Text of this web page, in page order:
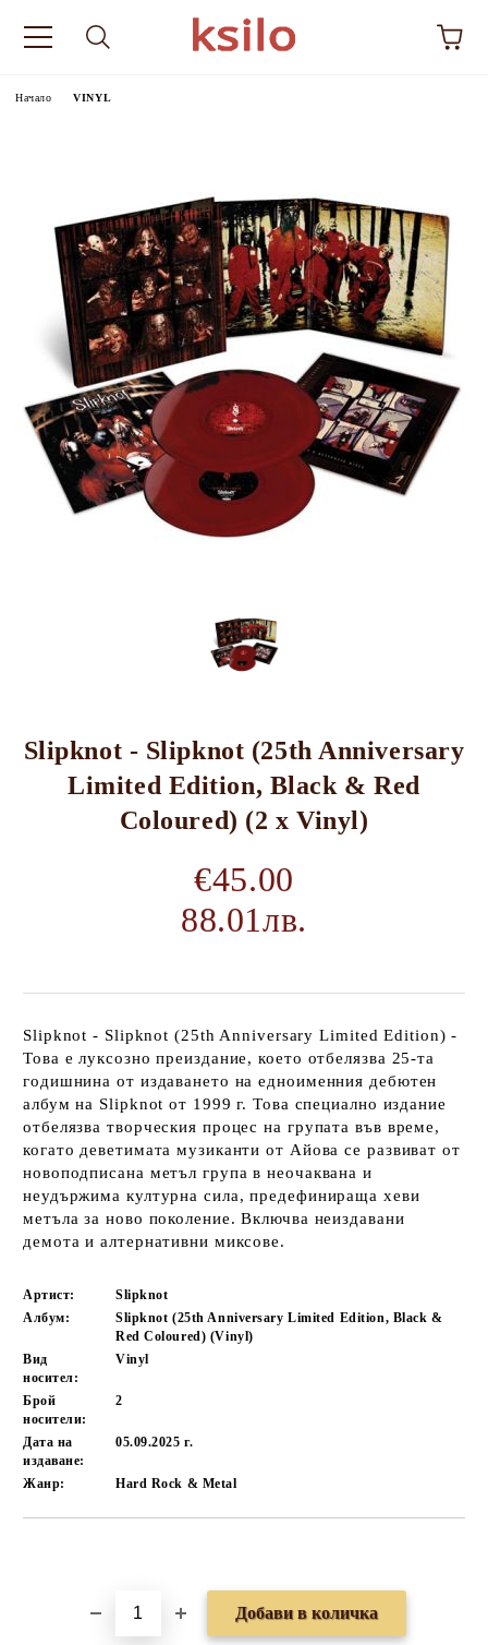
Начало VINYL
Slipknot - Slipknot (25th Anniversary
Limited Edition, Black & Red
Coloured) (2 x Vinyl)
€45.00
88.01лв.
Slipknot - Slipknot (25th Anniversary Limited Edition) -
Това е луксозно преиздание, което отбелязва 25-та
годишнина от издаването на едноименния дебютен
албум на Slipknot от 1999 г. Това специално издание
отбелязва творческия процес на групата във време,
когато деветимата музиканти от Айова се развиват от
новоподписана метъл група в неочаквана и
неудържима културна сила, предефинираща хеви
метъла за ново поколение. Включва неиздавани
демота и алтернативни миксове.
Артист:
Slipknot
Албум:
Slipknot (25th Anniversary Limited Edition, Black &
Red Coloured) (Vinyl)
Вид
носител:
Vinyl
Брой
носители:
2
Дата на
издаване:
05.09.2025 г.
Жанр: Hard Rock & Metal